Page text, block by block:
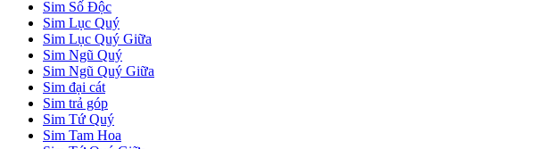
Sim Số Độc
Sim Lục Quý
Sim Lục Quý Giữa
Sim Ngũ Quý
Sim Ngũ Quý Giữa
Sim đại cát
Sim trả góp
Sim Tứ Quý
Sim Tam Hoa